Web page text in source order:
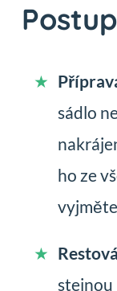
sádlo
ho ze
stejnou